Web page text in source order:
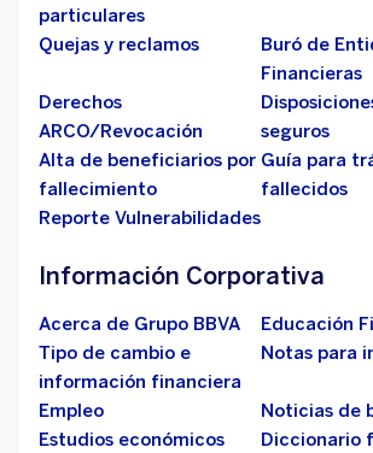
particulares
Quejas y reclamos
Buró de
Financieras
Derechos
ARCO/Revocación
seguros
Alta de beneficiarios por
fallecimiento
Guía para
fallecidos
Reporte Vulnerabilidades
Información Corporativa
Acerca de Grupo BBVA
Educación
Tipo de cambio e
información financiera
Notas para
Empleo
Noticias de
Estudios económicos
Diccionario